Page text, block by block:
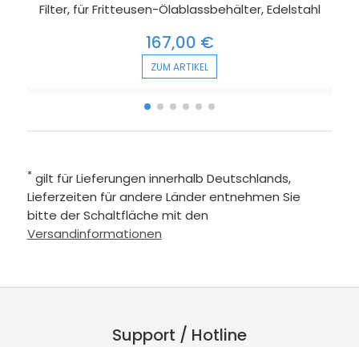
Filter, für Fritteusen-Ölablassbehälter, Edelstahl
167,00 €
ZUM ARTIKEL
* gilt für Lieferungen innerhalb Deutschlands,
Lieferzeiten für andere Länder entnehmen Sie
bitte der Schaltfläche mit den
Versandinformationen
Support / Hotline